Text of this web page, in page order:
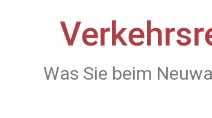
Was Sie beim